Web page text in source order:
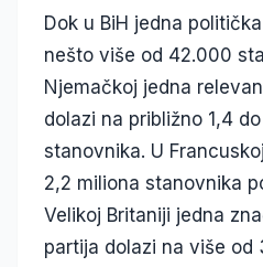
Dok u BiH jedna
nešto više od 42.000
Njemačkoj jedna
dolazi na približno 1,4
stanovnika. U
2,2 miliona stanovnika
Velikoj Britaniji jedna
partija dolazi na više od